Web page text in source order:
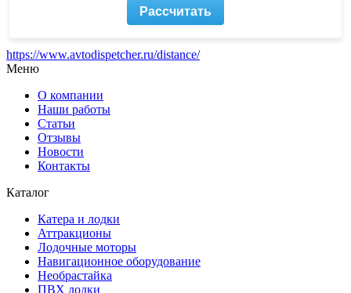
https://www.avtodispetcher.ru/distance/
Меню
О компании
Наши работы
Статьи
Отзывы
Новости
Контакты
Каталог
Катера и лодки
Аттракционы
Лодочные моторы
Навигационное оборудование
Необрастайка
ПВХ лодки